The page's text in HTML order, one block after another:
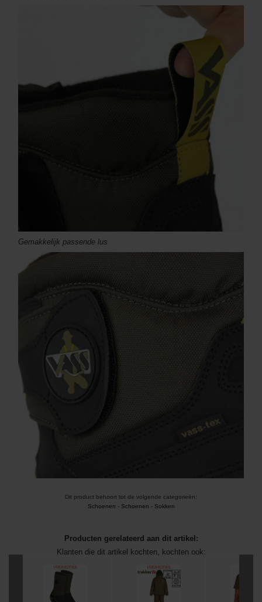
Gemakkelijk passende lus
Dit product behoort tot de volgende categorieën:
Schoenen - Schoenen - Sokken
Producten gerelateerd aan dit artikel:
Klanten die dit artikel kochten, kochten ook: